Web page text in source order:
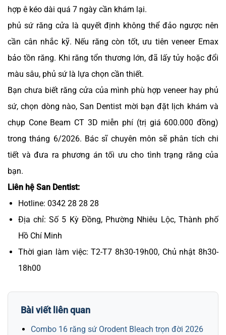
hợp ê kéo dài quá 7 ngày cần khám lại.
phủ sứ răng cửa là quyết định không thể đảo ngược nên
cần cân nhắc kỹ. Nếu răng còn tốt, ưu tiên veneer Emax
bảo tồn răng. Khi răng tổn thương lớn, đã lấy tủy hoặc đổi
màu sâu, phủ sứ là lựa chọn cần thiết.
Bạn chưa biết răng cửa của mình phù hợp veneer hay phủ
sứ, chọn dòng nào, San Dentist mời bạn đặt lịch khám và
chụp Cone Beam CT 3D miễn phí (trị giá 600.000 đồng)
trong tháng 6/2026. Bác sĩ chuyên môn sẽ phân tích chi
tiết và đưa ra phương án tối ưu cho tình trạng răng của
bạn.
Liên hệ San Dentist:
Hotline: 0342 28 28 28
Địa chỉ: Số 5 Kỳ Đồng, Phường Nhiêu Lộc, Thành phố
Hồ Chí Minh
Thời gian làm việc: T2-T7 8h30-19h00, Chủ nhật 8h30-
18h00
Bài viết liên quan
Combo 16 răng sứ Orodent Bleach trọn đời 2026